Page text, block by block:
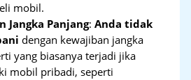
mobil.
Jangka Panjang:Anda tidak
dengan kewajiban jangka
yang biasanya terjadi jika
mobil pribadi, seperti